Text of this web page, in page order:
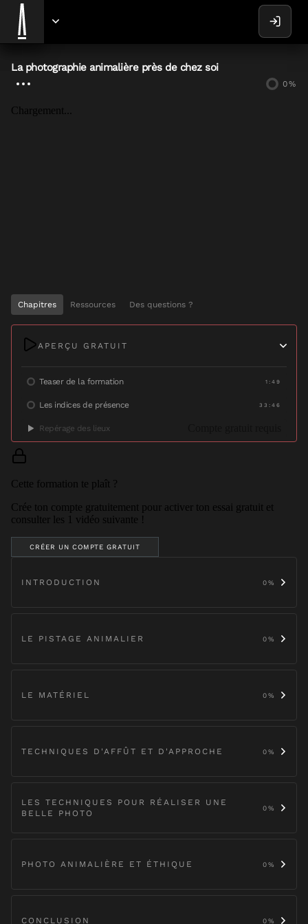
La photographie animalière près de chez soi
0%
Chargement...
Chapitres Ressources Des questions ?
APERÇU GRATUIT
Teaser de la formation 1:49
Les indices de présence 33:46
Repérage des lieux
Cette formation te plaît ?
Crée ton compte gratuitement pour activer ton essai gratuit et
consulter les 1 vidéo suivante !
CRÉER UN COMPTE GRATUIT
INTRODUCTION 0%
LE PISTAGE ANIMALIER 0%
LE MATÉRIEL 0%
TECHNIQUES D'AFFÛT ET D'APPROCHE 0%
LES TECHNIQUES POUR RÉALISER UNE
BELLE PHOTO
0%
PHOTO ANIMALIÈRE ET ÉTHIQUE 0%
CONCLUSION 0%